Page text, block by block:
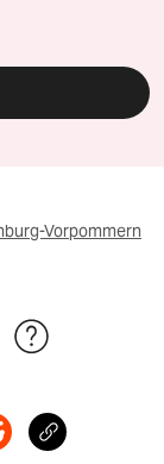
Vorpommern